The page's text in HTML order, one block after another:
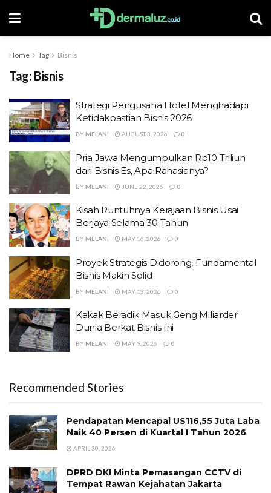
Home Tag Bisnis
Tag: Bisnis
Strategi Pengusaha Hotel Menghadapi
Ketidakpastian Bisnis 2026
BY MELANI AUGUST 3, 2026 0
Pria Jawa Mengumpulkan Rp10 Triliun
dari Bisnis Es, Apa Rahasianya?
BY MELANI JUNE 22, 2026 0
Kisah Runtuhnya Kerajaan Bisnis Usai
Berjaya Selama 30 Tahun
BY MELANI MAY 16, 2026 0
Proyek Strategis Didorong, Fundamental
Bisnis Makin Solid
BY MELANI MAY 13, 2026 0
Kakak Beradik Masuk Geng Miliarder
Dunia Berkat Bisnis Ini
BY MELANI MAY 9, 2026 0
Recommended Stories
Pendapatan Mencapai US116,55 Juta Laba
Naik 40 Persen di Kuartal I Tahun 2026
APRIL 30, 2026
DPRD DKI Minta Pemasangan CCTV di
Tempat Rawan Kejahatan Jakarta